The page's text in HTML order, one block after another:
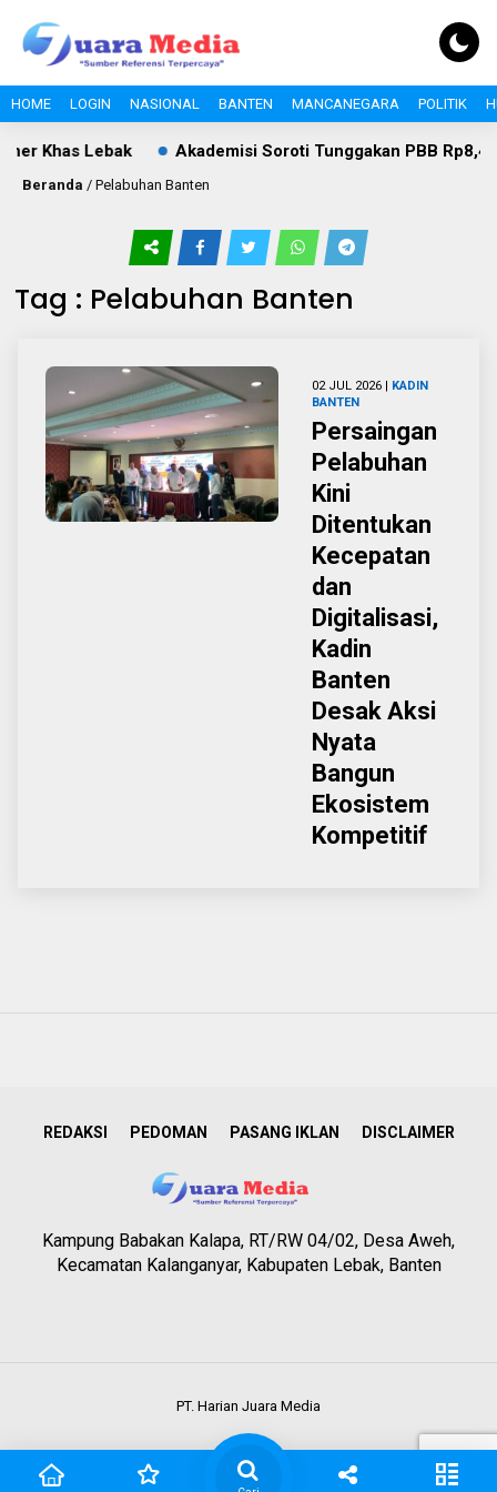
HOME LOGIN NASIONAL BANTEN MANCANEGARA POLITIK
Khas Lebak Akademisi Soroti Tunggakan PBB Rp8,4
Beranda / Pelabuhan Banten
Tag : Pelabuhan Banten
02 JUL 2026 | KADIN
BANTEN
Persaingan
Pelabuhan
Kini
Ditentukan
Kecepatan
dan
Digitalisasi,
Kadin
Banten
Desak Aksi
Nyata
Bangun
Ekosistem
Kompetitif
REDAKSI PEDOMAN PASANG IKLAN DISCLAIMER
Kampung Babakan Kalapa, RT/RW 04/02, Desa Aweh,
Kecamatan Kalanganyar, Kabupaten Lebak, Banten
PT. Harian Juara Media